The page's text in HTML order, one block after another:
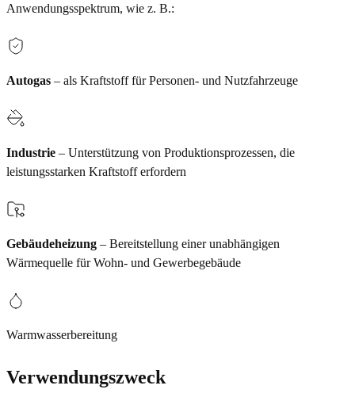
Anwendungsspektrum, wie z. B.:
Autogas – als Kraftstoff für Personen- und Nutzfahrzeuge
Industrie – Unterstützung von Produktionsprozessen, die
leistungsstarken Kraftstoff erfordern
Gebäudeheizung – Bereitstellung einer unabhängigen
Wärmequelle für Wohn- und Gewerbegebäude
Warmwasserbereitung
Verwendungszweck